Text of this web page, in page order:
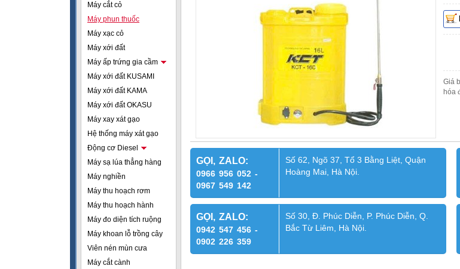
Máy cắt cỏ
Máy phun thuốc
Máy xạc cỏ
Máy xới đất
Máy ấp trứng gia cầm
Máy xới đất KUSAMI
Máy xới đất KAMA
Máy xới đất OKASU
Máy xay xát gạo
Hệ thống máy xát gạo
Động cơ Diesel
Máy sạ lúa thẳng hàng
Máy nghiền
Máy thu hoạch rơm
Máy thu hoạch hành
Máy đo diện tích ruộng
Máy khoan lỗ trồng cây
Viên nén mùn cưa
Máy cắt cành
Giá
hóa
GỌI, ZALO:
0966 956 052 -
0967 549 142
Số 62, Ngõ 37, Tổ 3 Bằng Liệt, Quận
Hoàng Mai, Hà Nội.
GỌI, ZALO:
0942 547 456 -
0902 226 359
Số 30, Đ. Phúc Diễn, P. Phúc Diễn, Q.
Bắc Từ Liêm, Hà Nội.